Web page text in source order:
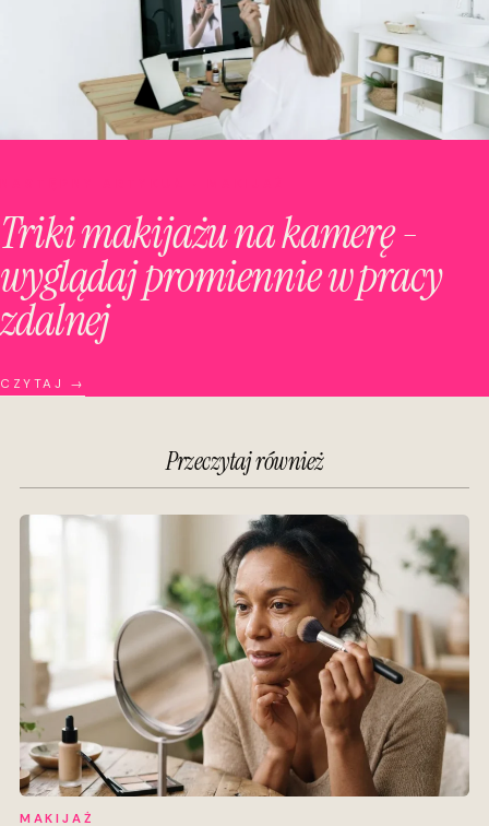
Triki makijażu na kamerę -
wyglądaj promiennie w pracy
zdalnej
CZYTAJ →
Przeczytaj również
MAKIJAŻ